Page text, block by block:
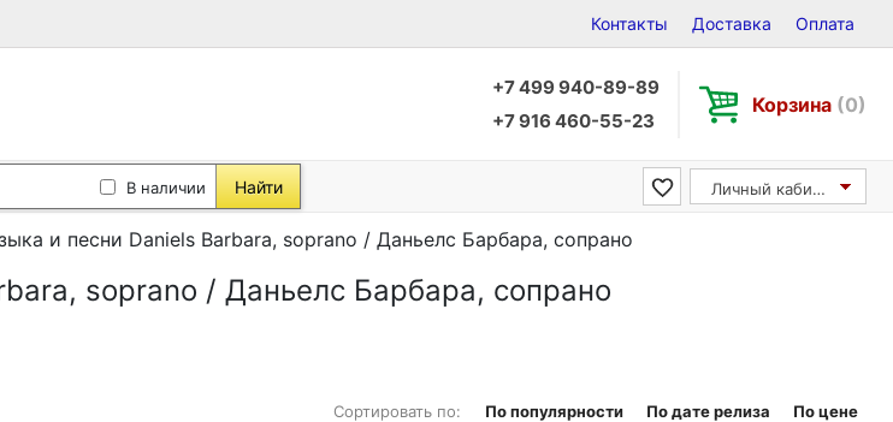
Контакты Доставка Оплата
+7 499 940-89-89
+7 916 460-55-23
Корзина (0)
В наличии Найти Личный кабинет
и песни Daniels Barbara, soprano / Даньелс Барбара, сопрано
soprano / Даньелс Барбара, сопрано
Сортировать по: По популярности По дате релиза По цене